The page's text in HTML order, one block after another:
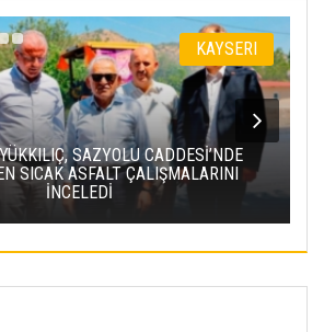
BAKAN URALOĞLU:
PROJESI’NDE IŞIN